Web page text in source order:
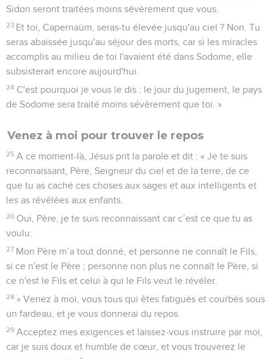
Sidon seront traitées moins sévèrement que vous.
23 Et toi, Capernaüm, seras-tu élevée jusqu'au ciel ? Non. Tu
seras abaissée jusqu'au séjour des morts, car si les miracles
accomplis au milieu de toi l'avaient été dans Sodome, elle
subsisterait encore aujourd'hui.
24 C'est pourquoi je vous le dis : le jour du jugement, le pays
de Sodome sera traité moins sévèrement que toi. »
Venez à moi pour trouver le repos
25 A ce moment-là, Jésus prit la parole et dit : « Je te suis
reconnaissant, Père, Seigneur du ciel et de la terre, de ce
que tu as caché ces choses aux sages et aux intelligents et
les as révélées aux enfants.
26 Oui, Père, je te suis reconnaissant car c’est ce que tu as
voulu.
27 Mon Père m’a tout donné, et personne ne connaît le Fils,
si ce n'est le Père ; personne non plus ne connaît le Père, si
ce n'est le Fils et celui à qui le Fils veut le révéler.
28 » Venez à moi, vous tous qui êtes fatigués et courbés sous
un fardeau, et je vous donnerai du repos.
29 Acceptez mes exigences et laissez-vous instruire par moi,
car je suis doux et humble de cœur, et vous trouverez le